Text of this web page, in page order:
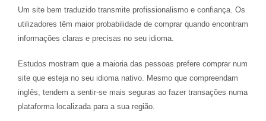
Um site bem traduzido transmite profissionalismo e confiança. Os
utilizadores têm maior probabilidade de comprar quando encontram
informações claras e precisas no seu idioma.
Estudos mostram que a maioria das pessoas prefere comprar num
site que esteja no seu idioma nativo. Mesmo que compreendam
inglês, tendem a sentir-se mais seguras ao fazer transações numa
plataforma localizada para a sua região.